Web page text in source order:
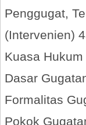
Penggugat,
(Intervenien)
Kuasa Hukum
Dasar
Formalitas
Pokok